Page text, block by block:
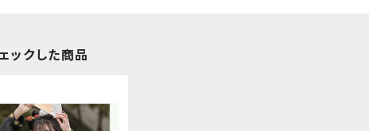
ックした商品